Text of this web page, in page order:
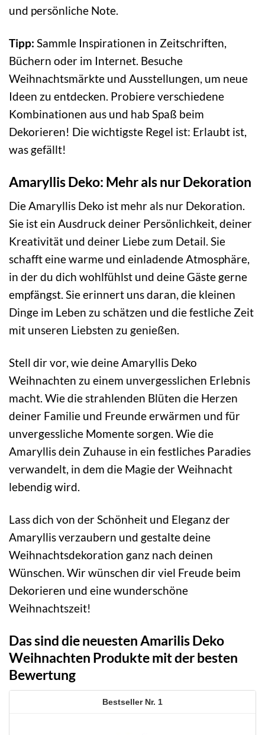
und persönliche Note.
Tipp: Sammle Inspirationen in Zeitschriften,
Büchern oder im Internet. Besuche
Weihnachtsmärkte und Ausstellungen, um neue
Ideen zu entdecken. Probiere verschiedene
Kombinationen aus und hab Spaß beim
Dekorieren! Die wichtigste Regel ist: Erlaubt ist,
was gefällt!
Amaryllis Deko: Mehr als nur Dekoration
Die Amaryllis Deko ist mehr als nur Dekoration.
Sie ist ein Ausdruck deiner Persönlichkeit, deiner
Kreativität und deiner Liebe zum Detail. Sie
schafft eine warme und einladende Atmosphäre,
in der du dich wohlfühlst und deine Gäste gerne
empfängst. Sie erinnert uns daran, die kleinen
Dinge im Leben zu schätzen und die festliche Zeit
mit unseren Liebsten zu genießen.
Stell dir vor, wie deine Amaryllis Deko
Weihnachten zu einem unvergesslichen Erlebnis
macht. Wie die strahlenden Blüten die Herzen
deiner Familie und Freunde erwärmen und für
unvergessliche Momente sorgen. Wie die
Amaryllis dein Zuhause in ein festliches Paradies
verwandelt, in dem die Magie der Weihnacht
lebendig wird.
Lass dich von der Schönheit und Eleganz der
Amaryllis verzaubern und gestalte deine
Weihnachtsdekoration ganz nach deinen
Wünschen. Wir wünschen dir viel Freude beim
Dekorieren und eine wunderschöne
Weihnachtszeit!
Das sind die neuesten Amarilis Deko
Weihnachten Produkte mit der besten
Bewertung
1